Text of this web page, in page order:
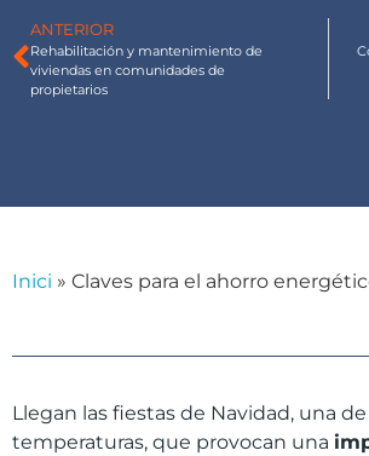
ANTERIOR
Rehabilitación y mantenimiento de
viviendas en comunidades de
propietarios
Inici » Claves para el ahorro
Llegan las fiestas de Navidad, una
temperaturas, que provocan una